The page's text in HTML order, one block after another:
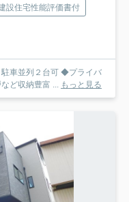
設住宅性能評価書付
車並列２台可 ◆プライバ
ど収納豊富 ... もっと見る